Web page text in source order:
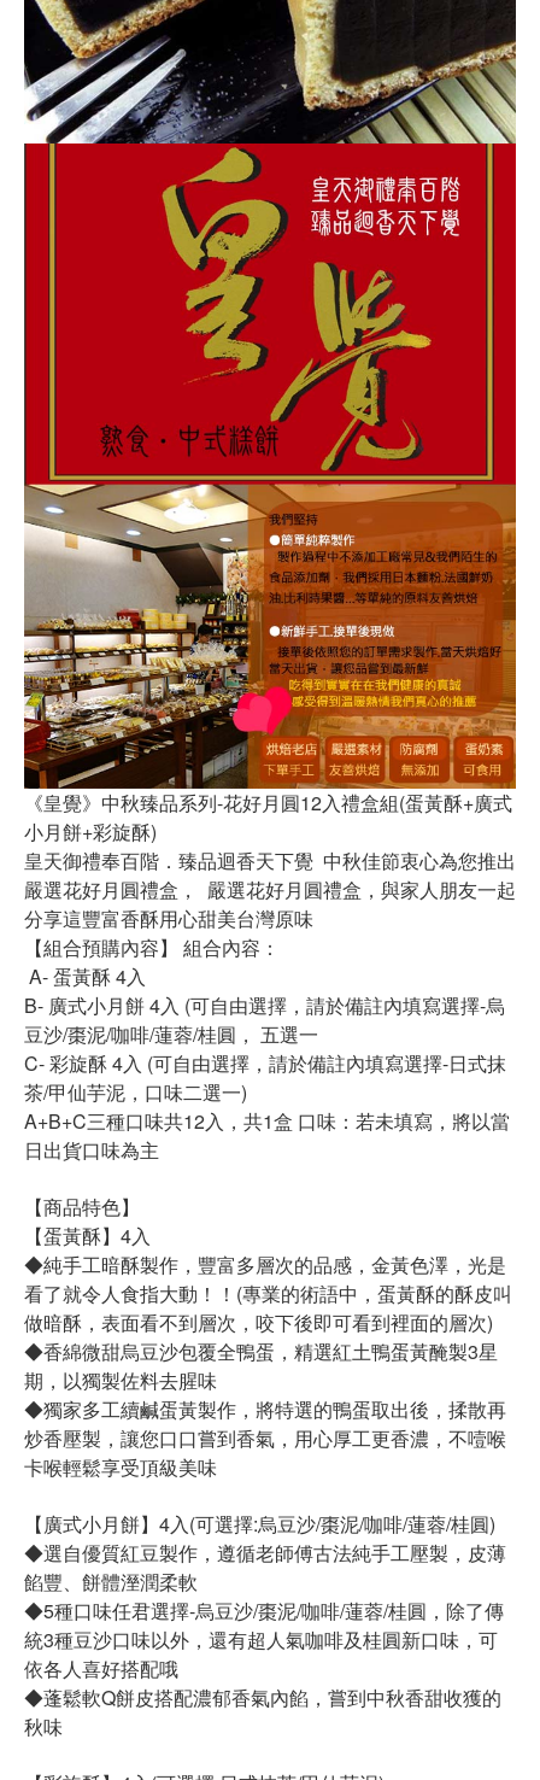
《皇覺》中秋臻品系列-花好月圓12入禮盒組(蛋黃酥+廣式
小月餅+彩旋酥)
皇天御禮奉百階．臻品迴香天下覺 中秋佳節衷心為您推出
嚴選花好月圓禮盒， 嚴選花好月圓禮盒，與家人朋友一起
分享這豐富香酥用心甜美台灣原味
【組合預購內容】 組合內容：
A- 蛋黃酥 4入
B- 廣式小月餅 4入 (可自由選擇，請於備註內填寫選擇-烏
豆沙/棗泥/咖啡/蓮蓉/桂圓， 五選一
C- 彩旋酥 4入 (可自由選擇，請於備註內填寫選擇-日式抹
茶/甲仙芋泥，口味二選一)
A+B+C三種口味共12入，共1盒 口味：若未填寫，將以當
日出貨口味為主
【商品特色】
【蛋黃酥】4入
◆純手工暗酥製作，豐富多層次的品感，金黃色澤，光是
看了就令人食指大動！！(專業的術語中，蛋黃酥的酥皮叫
做暗酥，表面看不到層次，咬下後即可看到裡面的層次)
◆香綿微甜烏豆沙包覆全鴨蛋，精選紅土鴨蛋黃醃製3星
期，以獨製佐料去腥味
◆獨家多工續鹹蛋黃製作，將特選的鴨蛋取出後，揉散再
炒香壓製，讓您口口嘗到香氣，用心厚工更香濃，不噎喉
卡喉輕鬆享受頂級美味
【廣式小月餅】4入(可選擇:烏豆沙/棗泥/咖啡/蓮蓉/桂圓)
◆選自優質紅豆製作，遵循老師傅古法純手工壓製，皮薄
餡豐、餅體溼潤柔軟
◆5種口味任君選擇-烏豆沙/棗泥/咖啡/蓮蓉/桂圓，除了傳
統3種豆沙口味以外，還有超人氣咖啡及桂圓新口味，可
依各人喜好搭配哦
◆蓬鬆軟Q餅皮搭配濃郁香氣內餡，嘗到中秋香甜收獲的
秋味